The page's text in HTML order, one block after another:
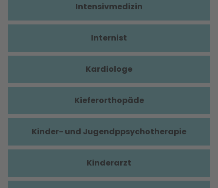
Intensivmedizin
Internist
Kardiologe
Kieferorthopäde
Kinder- und Jugendppsychotherapie
Kinderarzt